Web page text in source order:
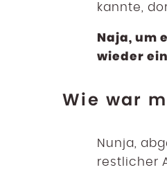
kannte,
Naja, um
wieder
Wie war
Nunja,
restlicher